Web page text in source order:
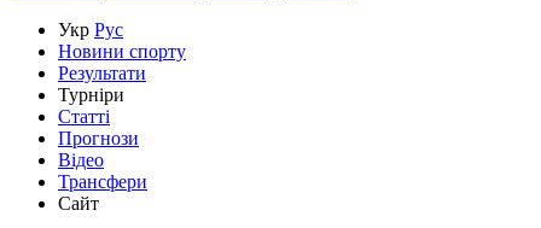
Укр Рус
Новини спорту
Результати
Турніри
Статті
Прогнози
Відео
Трансфери
Сайт